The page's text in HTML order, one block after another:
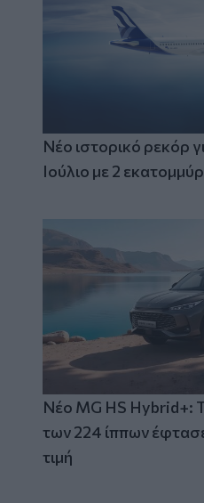
Νέο ιστορικό ρεκόρ
Ιούλιο με 2
Νέο MG HS Hybrid+:
των 224 ίππων
τιμή